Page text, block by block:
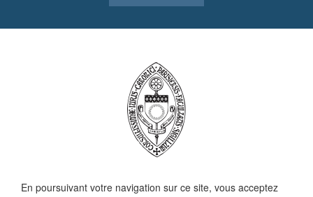
En poursuivant votre navigation sur ce site, vous acceptez
QUI SOMMES-NOUS ?